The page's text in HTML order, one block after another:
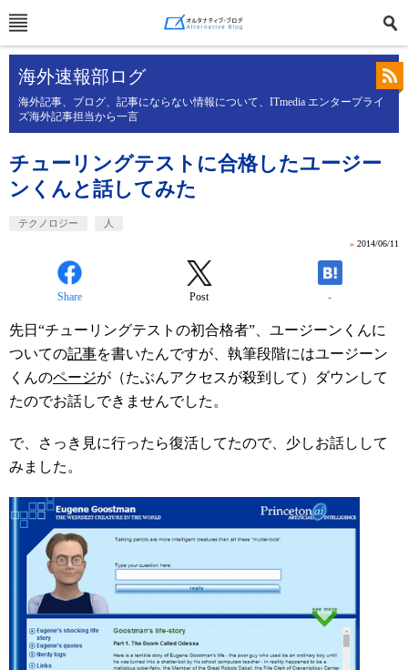
海外速報部ログ
海外記事、ブログ、記事にならない情報について、ITmedia エンタープライ
ズ海外記事担当から一言
チューリングテストに合格したユージー
ンくんと話してみた
テクノロジー 人
» 2014/06/11
Share Post -
先日“チューリングテストの初合格者”、ユージーンくんに
ついての記事を書いたんですが、執筆段階にはユージーン
くんのページが（たぶんアクセスが殺到して）ダウンして
たのでお話しできませんでした。
で、さっき見に行ったら復活してたので、少しお話しして
みました。